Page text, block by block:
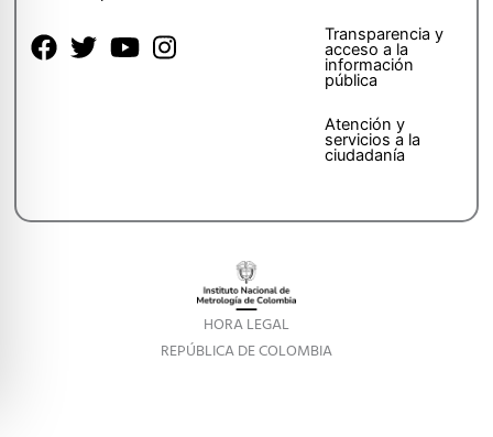
Transparencia y
acceso a la
información
pública
Atención y
servicios a la
ciudadanía
HORA LEGAL
REPÚBLICA DE COLOMBIA